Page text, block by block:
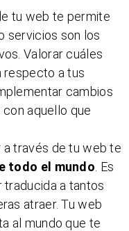
tu web te permite
servicios son los
Valorar cuáles
respecto a tus
cambios
aquello que
a través de tu web te
todo el mundo . Es
traducida a tantos
atraer. Tu web
al mundo que te